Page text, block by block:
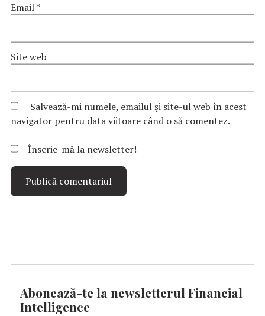
Email*
Site web
Salvează-mi numele, emailul și site-ul web în acest
navigator pentru data viitoare când o să comentez.
Înscrie-mă la newsletter!
Abonează-te la newsletterul Financial
Intelligence